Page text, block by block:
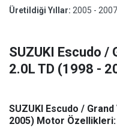
Üretildiği Yıllar: 2005 - 2007
SUZUKI Escudo /
2.0L TD (1998 -
SUZUKI Escudo / Grand
2005) Motor Özellikleri: